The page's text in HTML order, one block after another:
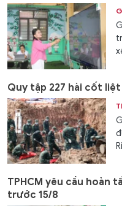
Quy tập 227 hài cốt
TPHCM yêu cầu hoàn
trước 15/8